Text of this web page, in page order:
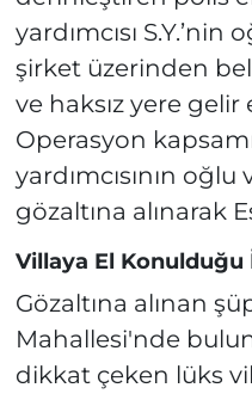
yardımcısı
şirket üzerinden
ve haksız yere
Operasyon
yardımcısının oğlu
gözaltına alınarak
Villaya El Konulduğu
Gözaltına alınan
Mahallesi'nde
dikkat çeken lüks